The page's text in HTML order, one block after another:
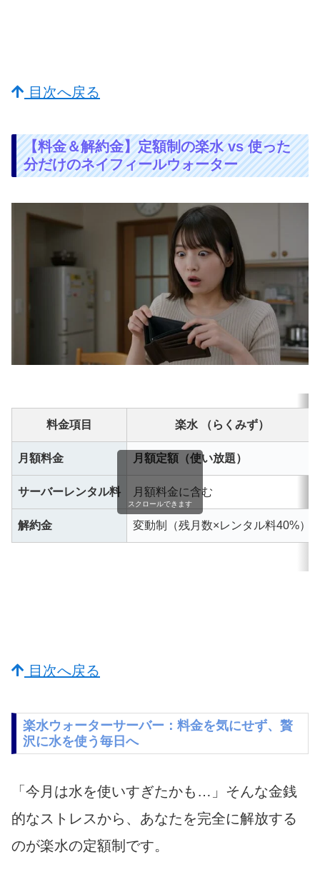
目次へ戻る
【料金＆解約金】定額制の楽水 vs 使った
分だけのネイフィールウォーター
料金項目 楽水 （らくみず）
月額料金 月額定額（使い放題）
サーバーレンタル料 月額料金に含む
解約金 変動制（残月数×レンタル料40%）
スクロールできます
目次へ戻る
楽水ウォーターサーバー：料金を気にせず、贅
沢に水を使う毎日へ
「今月は水を使いすぎたかも…」そんな金銭
的なストレスから、あなたを完全に解放する
のが楽水の定額制です。